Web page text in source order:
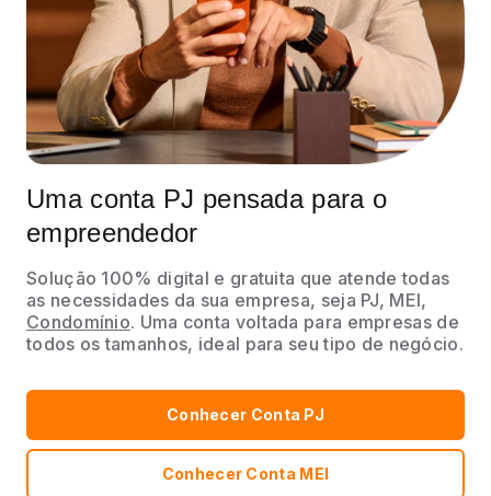
Uma conta PJ pensada para o
empreendedor
Solução 100% digital e gratuita que atende todas
as necessidades da sua empresa, seja PJ, MEI,
Condomínio. Uma conta voltada para empresas de
todos os tamanhos, ideal para seu tipo de negócio.
Conhecer Conta PJ
Conhecer Conta MEI